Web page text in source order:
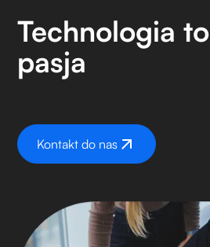
Technologia
pasja
Kontakt do nas